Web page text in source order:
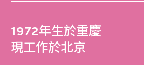
1972年生於重慶
現工作於北京